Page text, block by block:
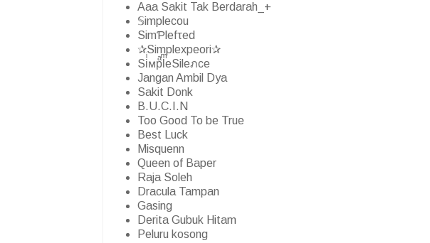
Aaa Sakit Tak Berdarah_+
𝕊implecou
SimƤlefτed
✰Simplexpeori✰
SiͥᴍpͣlͫeSileภce
Jangan Ambil Dya
Sakit Donk
B.U.C.I.N
Too Good To be True
Best Luck
Misquenn
Queen of Baper
Raja Soleh
Dracula Tampan
Gasing
Derita Gubuk Hitam
Peluru kosong